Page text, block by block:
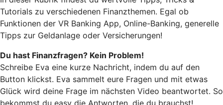
Tutorials zu verschiedenen Finanzthemen. Egal ob
Funktionen der VR Banking App, Online-Banking, generelle
Tipps zur Geldanlage oder Versicherungen!
Du hast Finanzfragen? Kein Problem!
Schreibe Eva eine kurze Nachricht, indem du auf den
Button klickst. Eva sammelt eure Fragen und mit etwas
Glück wird deine Frage im nächsten Video beantwortet. So
bekommst du easy die Antworten, die du brauchst!